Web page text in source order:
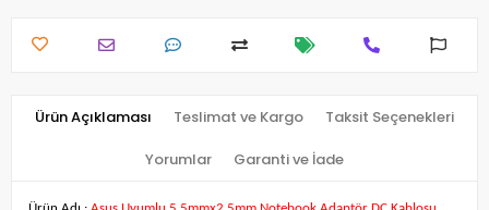
Ürün Açıklaması Teslimat ve Kargo Taksit Seçenekleri
Yorumlar Garanti ve İade